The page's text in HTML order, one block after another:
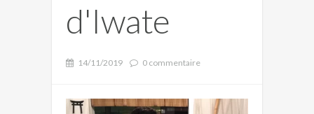
d'Iwate
14/11/2019 0 commentaire